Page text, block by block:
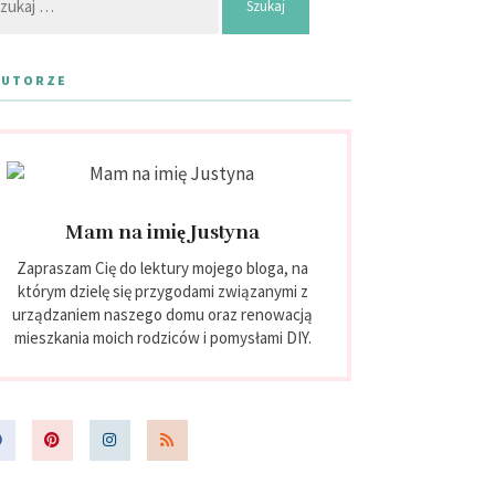
Mam na imię Justyna
Zapraszam Cię do lektury mojego bloga, na
którym dzielę się przygodami związanymi z
urządzaniem naszego domu oraz renowacją
mieszkania moich rodziców i pomysłami DIY.